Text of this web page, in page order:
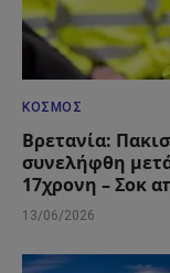
ΚΌΣΜΟΣ
Βρετανία:
συνελήφθη
17χρονη – Σοκ
13/06/2026